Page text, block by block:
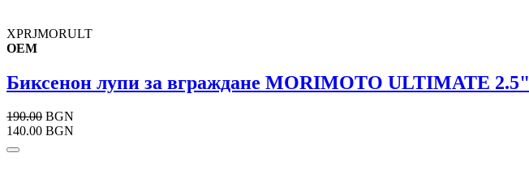
XPRJMORULT
OEM
Биксенон лупи за вграждане MORIMOTO ULTIMATE 2.5"
190.00 BGN
140.00 BGN